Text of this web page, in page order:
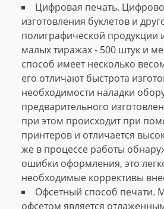
Цифровая печать.
изготовления буклетов и
полиграфической продукции
малых тиражах - 500 штук и
способ имеет несколько
его отличают быстрота
необходимости наладки
предварительного
при этом происходит при
принтеров и отличается
же в процессе работы
ошибки оформления, это
необходимые коррективы
Офсетный способ печати.
офсетом является